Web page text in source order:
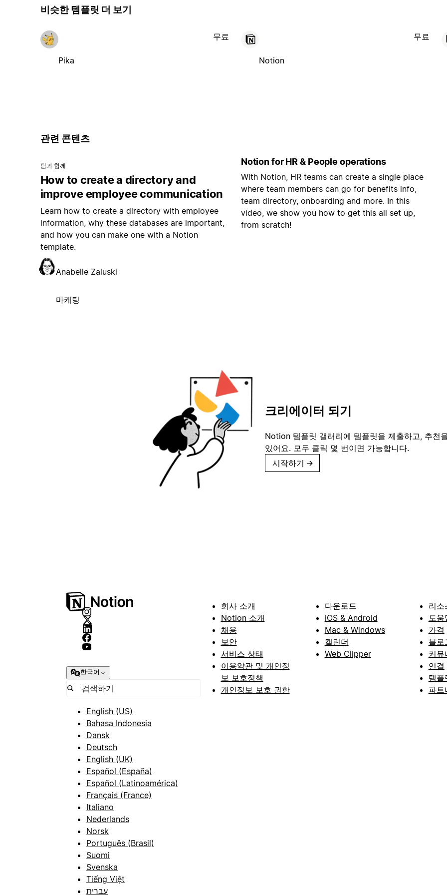
비슷한 템플릿 더 보기
Pika
무료
Notion
무료
관련 콘텐츠
팀과 함께
How to create a directory and
improve employee communication
Learn how to create a directory with employee
information, why these databases are important,
and how you can make one with a Notion
template.
Anabelle Zaluski
마케팅
Notion for HR & People operations
With Notion, HR teams can create a single place
where team members can go for benefits info,
team directory, onboarding and more. In this
video, we show you how to get this all set up,
from scratch!
크리에이터 되기
Notion 템플릿 갤러리에 템플릿을 제출하고, 추천
있어요. 모두 클릭 몇 번이면 가능합니다.
시작하기 →
한국어
English (US)
Bahasa Indonesia
Dansk
Deutsch
English (UK)
Español (España)
Español (Latinoamérica)
Français (France)
Italiano
Nederlands
Norsk
Português (Brasil)
Suomi
Svenska
Tiếng Việt
עברית
회사 소개
Notion 소개
채용
보안
서비스 상태
이용약관 및 개인정
보 보호정책
개인정보 보호 권한
다운로드
iOS & Android
Mac & Windows
캘린더
Web Clipper
리소
도움
가격
블로
커뮤
연결
템플
파트